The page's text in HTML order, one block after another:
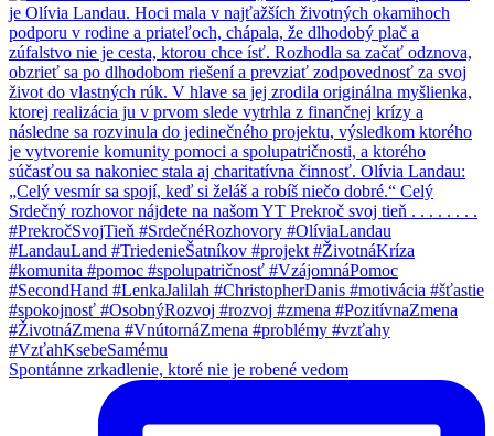
Spontánne zrkadlenie, ktoré nie je robené vedom